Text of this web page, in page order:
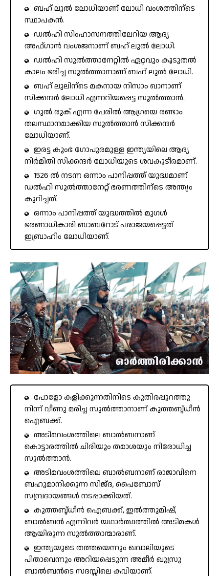
ബഹ് ലുൽ ലോധിയാണ് ലോധി വംശത്തിന്ടെ
സ്ഥാപകൻ.
ഡൽഹി സിംഹാസനത്തിലേറിയ ആദ്യ
അഫ്ഗാൻ വംശജനാണ് ബഹ് ലുൽ ലോധി.
ഡൽഹി സുൽത്താനേറ്റിൽ ഏറ്റവും കൂടുതൽ
കാലം ഭരിച്ച സുൽത്താനാണ് ബഹ് ലുൽ ലോധി.
ബഹ് ലുലിന്ടെ മകനായ നിസാം ഖാനാണ്
സിക്കന്ദർ ലോധി എന്നറിയപ്പെട്ട സുൽത്താൻ.
ഗുൽ രുക് എന്ന പേരിൽ ആഗ്രയെ രണ്ടാം
തലസ്ഥാനമാക്കിയ സുൽത്താൻ സിക്കന്ദർ
ലോധിയാണ്.
ഇരട്ട കുംഭ ഗോപുരമുള്ള ഇന്ത്യയിലെ ആദ്യ
നിർമിതി സിക്കന്ദർ ലോധിയുടെ ശവകുടീരമാണ്.
1526 ൽ നടന്ന ഒന്നാം പാനിപ്പത്ത് യുദ്ധമാണ്
ഡൽഹി സുൽത്താനേറ്റ് ഭരണത്തിന്ടെ അന്ത്യം
കുറിച്ചത്.
ഒന്നാം പാനിപ്പത്ത് യുദ്ധത്തിൽ മുഗൾ
ഭരണാധികാരി ബാബറോട് പരാജയപ്പെട്ടത്
ഇബ്രാഹിം ലോധിയാണ്.
പോളോ കളിക്കുന്നതിനിടെ കുതിരപ്പുറത്തു
നിന്ന് വീണു മരിച്ച സുൽത്താനാണ് കുത്തബ്ദ്ധീൻ
ഐബക്ക്.
അടിമവംശത്തിലെ ബാൽബനാണ്‌
കൊട്ടാരത്തിൽ ചിരിയും തമാശയും നിരോധിച്ച
സുൽത്താൻ.
അടിമവംശത്തിലെ ബാൽബനാണ്‌ രാജാവിനെ
ബഹുമാനിക്കുന്ന സിജ്ദ, പൈബോസ്
സമ്പ്രദായങ്ങൾ നടപ്പാക്കിയത്.
കുത്തബ്ദ്ധീൻ ഐബക്ക്, ഇൽത്തുമിഷ്,
ബാൽബൻ എന്നിവർ യഥാർത്ഥത്തിൽ അടിമകൾ
ആയിരുന്ന സുൽത്താന്മാരാണ്.
ഇന്ത്യയുടെ തത്തയെന്നും ഖവാലിയുടെ
പിതാവെന്നും അറിയപ്പെടുന്ന അമീർ ഖുസ്രു
ബാൽബൻടെ സദസ്സിലെ കവിയാണ്.